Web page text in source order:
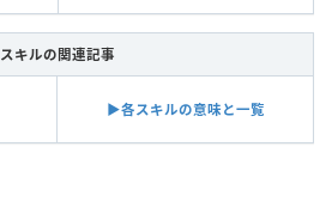
スキルの関連記事
▶︎各スキルの意味と一覧